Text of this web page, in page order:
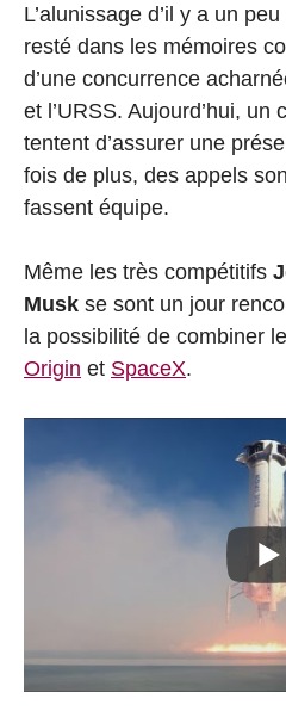
L’alunissage d’il y a un
resté dans les mémoires
d’une concurrence
et l’URSS. Aujourd’hui,
tentent d’assurer une
fois de plus, des appels
fassent équipe.
Même les très compétitifs
Musk se sont un jour
la possibilité de combiner
Origin et SpaceX.